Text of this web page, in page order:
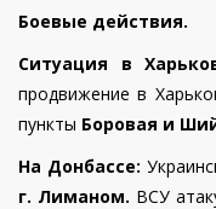
Боевые действия.
Ситуация в
продвижение в
пункты Боровая и
На Донбассе:
г. Лиманом. ВСУ